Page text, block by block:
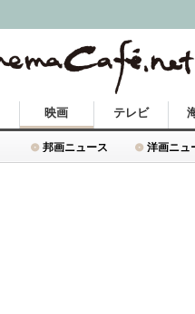
映画
邦画ニュース 洋画ニュ
テレビ